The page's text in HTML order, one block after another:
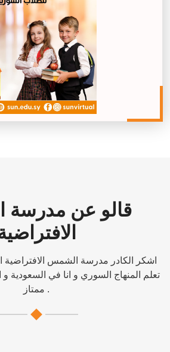
قالو عن
اشكر الكادر مدرسة الشمس الافتراضية
تعلم المنهاج السوري و انا في السعودية
ممتاز .